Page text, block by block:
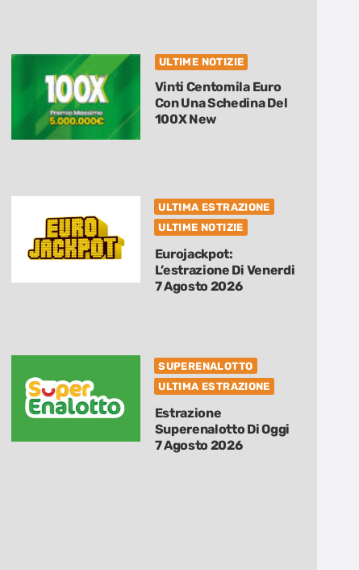
ULTIME NOTIZIE
Vinti Centomila Euro
Con Una Schedina Del
100X New
ULTIMA ESTRAZIONE
ULTIME NOTIZIE
Eurojackpot:
L’estrazione Di Venerdi
7 Agosto 2026
SUPERENALOTTO
ULTIMA ESTRAZIONE
Estrazione
Superenalotto Di Oggi
7 Agosto 2026